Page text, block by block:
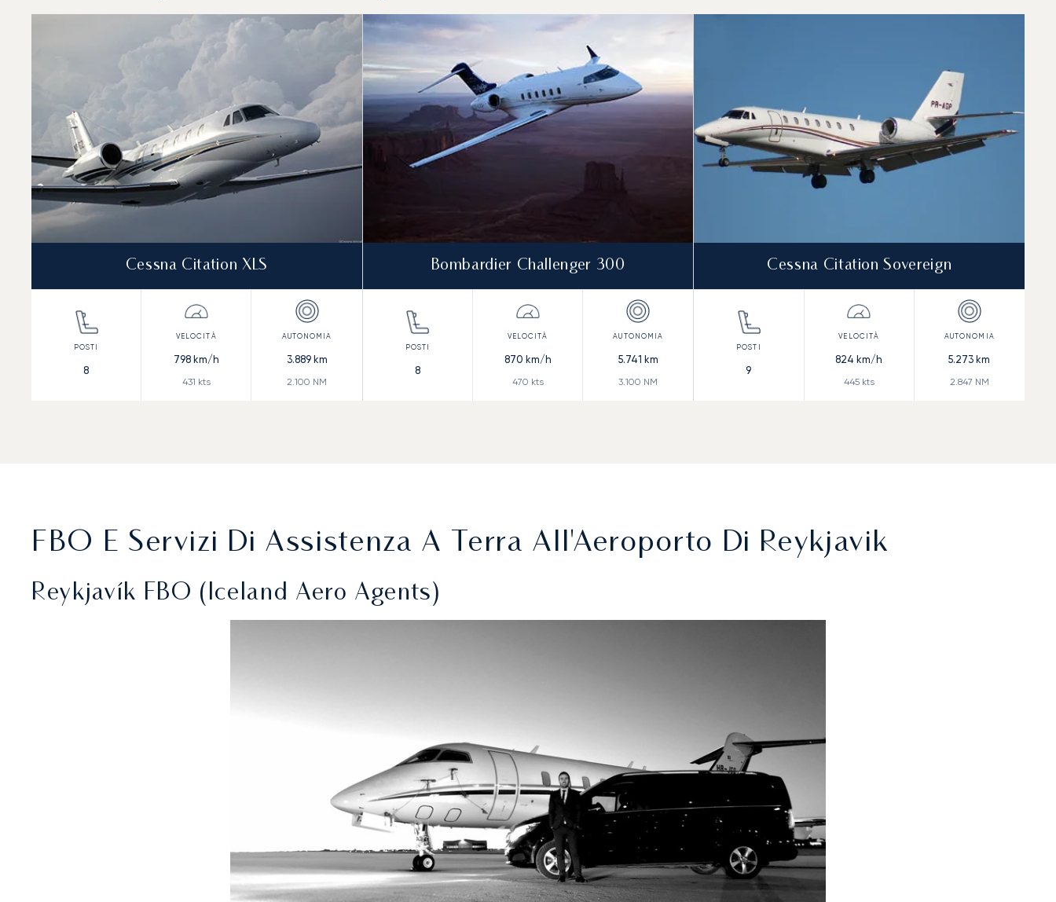
Aeroporto di Reykjavik : I 3 modelli di aeromobile più utilizzati per numero di movimenti volo nel 2025
Modello di aeromobile
Posti
Velocità (nodi)
Autonomia (km)
Cessna Citation XLS
8
798km/h
431 kts
3.889km
2.100 NM
Bombardier Challenger 300
8
870 km/h
470 kts
5.741 km
3.100 NM
Cessna Citation Sovereign
9
824 km/h
445kts
5.273 km
2.847 NM
FBO E Servizi Di Assistenza A Terra All'Aeroporto Di Reykjavik
Reykjavík FBO (Iceland Aero Agents)